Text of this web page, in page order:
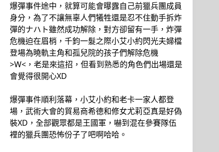
爆彈事件途中，就算可能會曝露自己前獵兵團成員
身分，為了不讓無辜人們犧牲還是忍不住動手拆炸
彈的ナハト雖然成功解除，對方卻留有一手，炸彈
危機迫在眉梢，千鈞一髮之際小艾小約閃光夫婦檔
登場為曉軌主角和孤兒院的孩子們解除危機
>W<，老是來這招，但看到熟悉的角色們出場還是
會覺得很開心XD
爆彈事件順利落幕，小艾小約和老卡一家人都登
場，武術大會的貿易商希德和修女尤莉亞真是好偽
裝XD，全部觀眾都是王國軍，嚇到混在參賽隊伍
裡的獵兵團恐怖份子了吧啊哈哈。